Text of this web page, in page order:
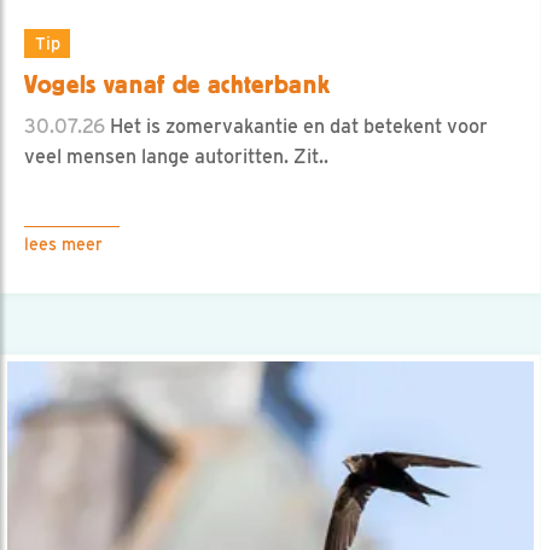
Tip
Vogels vanaf de achterbank
30.07.26 Het is zomervakantie en dat betekent voor
veel mensen lange autoritten. Zit..
lees meer